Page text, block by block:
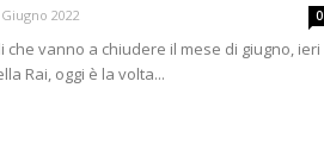
2022 0
vanno a chiudere il mese di giugno, ieri
Rai, oggi è la volta...